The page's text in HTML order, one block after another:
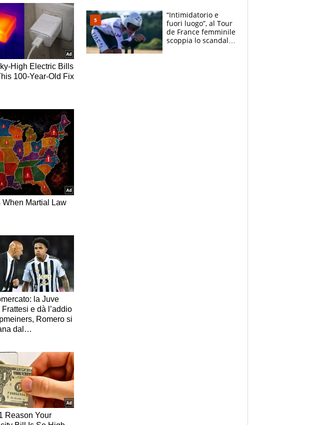
e Skerl
“Intimidatorio e
fuori luogo”, al Tour
de France femminile
scoppia lo scandalo: